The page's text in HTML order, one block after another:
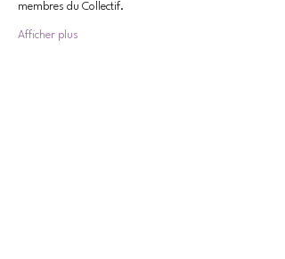
membres du Collectif.
Afficher plus